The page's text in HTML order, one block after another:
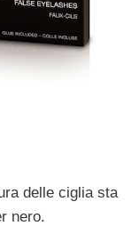
delle ciglia sta
nero.